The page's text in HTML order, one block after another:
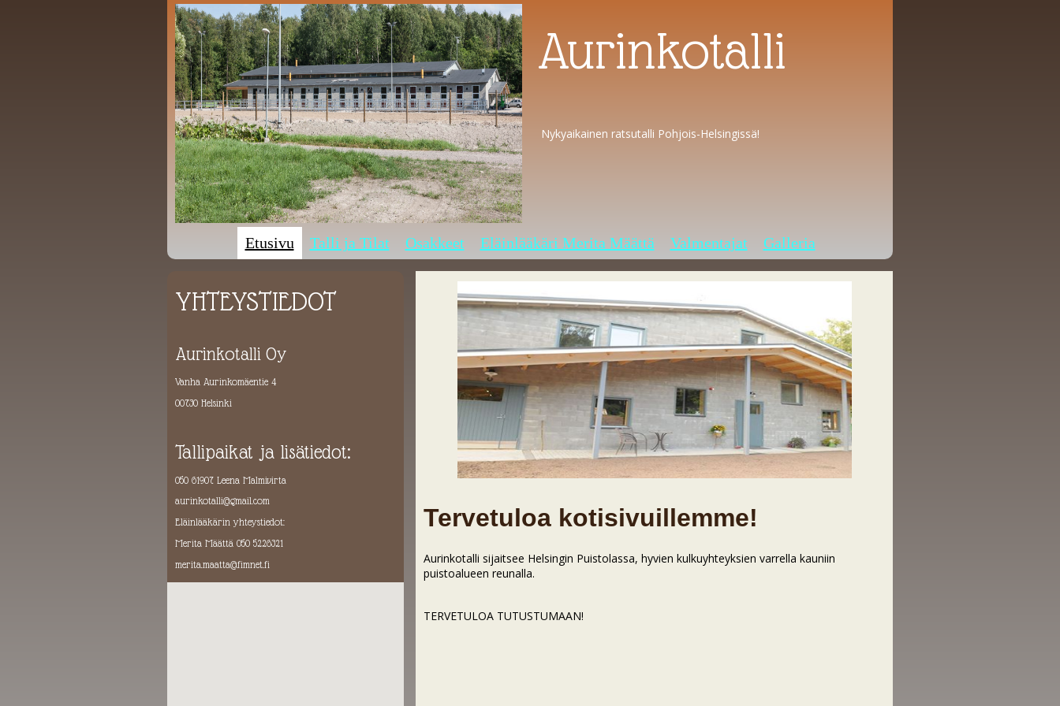
Aurinkotalli
Nykyaikainen ratsutalli Pohjois-Helsingissä!
Etusivu Talli ja Tilat Osakkeet Eläinlääkäri Merita Määttä Valmentajat Galleria
YHTEYSTIEDOT
Aurinkotalli Oy
Vanha Aurinkomäentie 4
00730 Helsinki
Tallipaikat ja lisätiedot:
050 61907 Leena Malmivirta
aurinkotalli@gmail.com
Eläinlääkärin yhteystiedot:
Merita Määttä 050 5226321
merita.maatta@fimnet.fi
Tervetuloa kotisivuillemme!
Aurinkotalli sijaitsee Helsingin Puistolassa, hyvien kulkuyhteyksien varrella kauniin
puistoalueen reunalla.
TERVETULOA TUTUSTUMAAN!